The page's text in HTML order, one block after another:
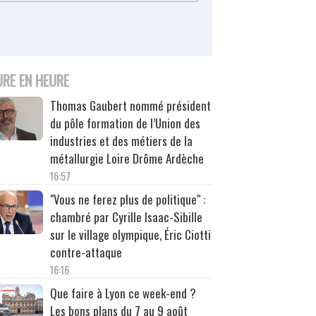
EN HEURE
Thomas Gaubert nommé président
du pôle formation de l’Union des
industries et des métiers de la
métallurgie Loire Drôme Ardèche
16:57
"Vous ne ferez plus de politique" :
chambré par Cyrille Isaac-Sibille
sur le village olympique, Éric Ciotti
contre-attaque
16:16
Que faire à Lyon ce week-end ?
Les bons plans du 7 au 9 août